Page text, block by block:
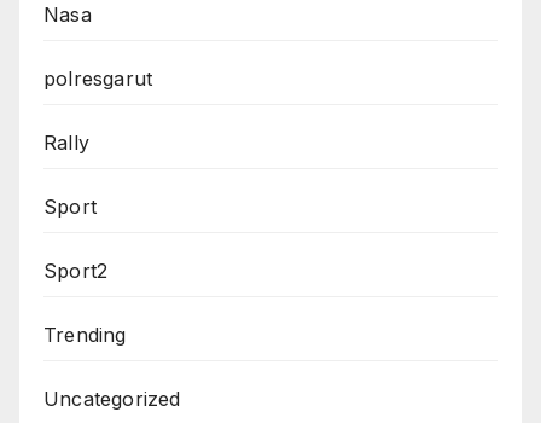
Nasa
polresgarut
Rally
Sport
Sport2
Trending
Uncategorized